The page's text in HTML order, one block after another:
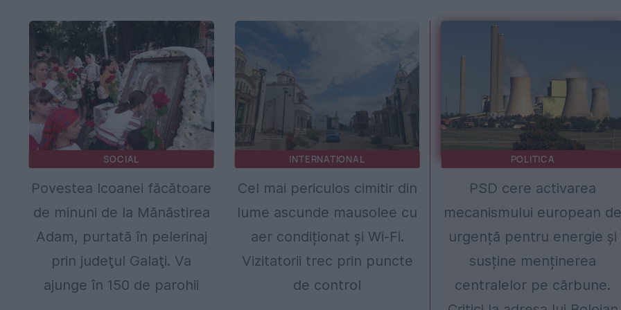
SOCIAL
Povestea Icoanei făcătoare
de minuni de la Mănăstirea
Adam, purtată în pelerinaj
prin judeţul Galaţi. Va
ajunge în 150 de parohii
INTERNATIONAL
Cel mai periculos cimitir din
lume ascunde mausolee cu
aer condiționat și Wi-Fi.
Vizitatorii trec prin puncte
de control
POLITICA
PSD cere activarea
mecanismului european
urgență pentru energie și
susține menținerea
centralelor pe cărbune.